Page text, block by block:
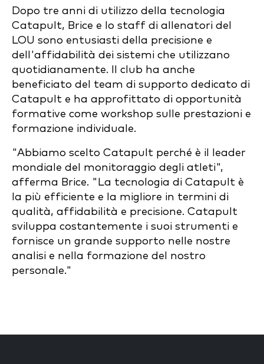
Dopo tre anni di utilizzo della tecnologia
Catapult, Brice e lo staff di allenatori del
LOU sono entusiasti della precisione e
dell'affidabilità dei sistemi che utilizzano
quotidianamente. Il club ha anche
beneficiato del team di supporto dedicato di
Catapult e ha approfittato di opportunità
formative come workshop sulle prestazioni e
formazione individuale.
"Abbiamo scelto Catapult perché è il leader
mondiale del monitoraggio degli atleti",
afferma Brice. "La tecnologia di Catapult è
la più efficiente e la migliore in termini di
qualità, affidabilità e precisione. Catapult
sviluppa costantemente i suoi strumenti e
fornisce un grande supporto nelle nostre
analisi e nella formazione del nostro
personale."